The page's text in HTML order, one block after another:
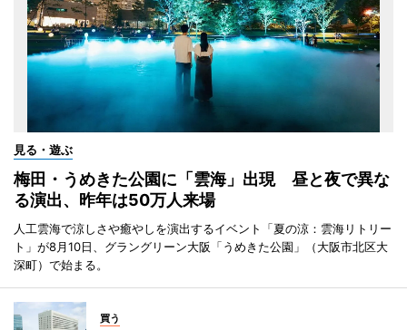
見る・遊ぶ
梅田・うめきた公園に「雲海」出現 昼と夜で異な
る演出、昨年は50万人来場
人工雲海で涼しさや癒やしを演出するイベント「夏の涼：雲海リトリー
ト」が8月10日、グラングリーン大阪「うめきた公園」（大阪市北区大
深町）で始まる。
買う